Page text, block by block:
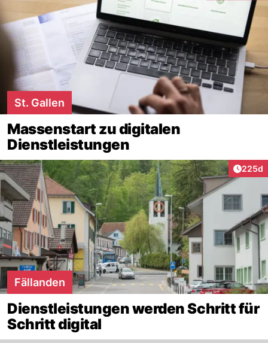
St. Gallen
Massenstart zu digitalen
Dienstleistungen
225d
Fällanden
Dienstleistungen werden Schritt für
Schritt digital